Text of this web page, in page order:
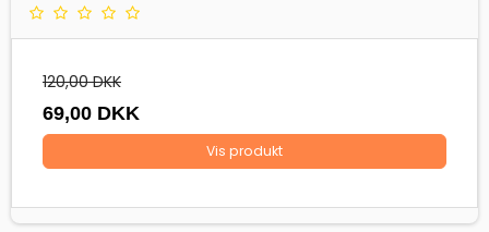
120,00 DKK
69,00 DKK
Vis produkt